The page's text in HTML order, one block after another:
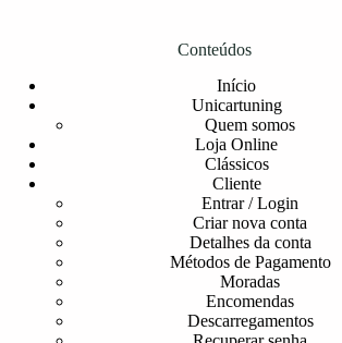
Conteúdos
Início
Unicartuning
Quem somos
Loja Online
Clássicos
Cliente
Entrar / Login
Criar nova conta
Detalhes da conta
Métodos de Pagamento
Moradas
Encomendas
Descarregamentos